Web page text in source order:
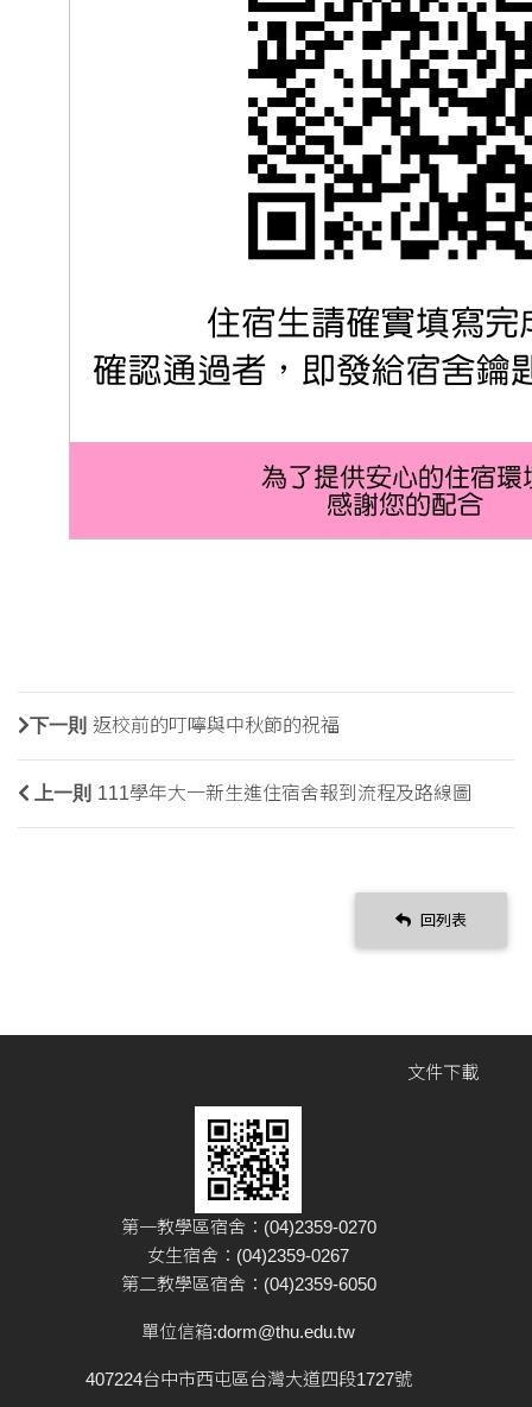
下一則 返校前的叮嚀與中秋節的祝福
上一則 111學年大一新生進住宿舍報到流程及路線圖
回列表
文件下載
第一教學區宿舍：(04)2359-0270
女生宿舍：(04)2359-0267
第二教學區宿舍：(04)2359-6050
單位信箱:dorm@thu.edu.tw
407224台中市西屯區台灣大道四段1727號